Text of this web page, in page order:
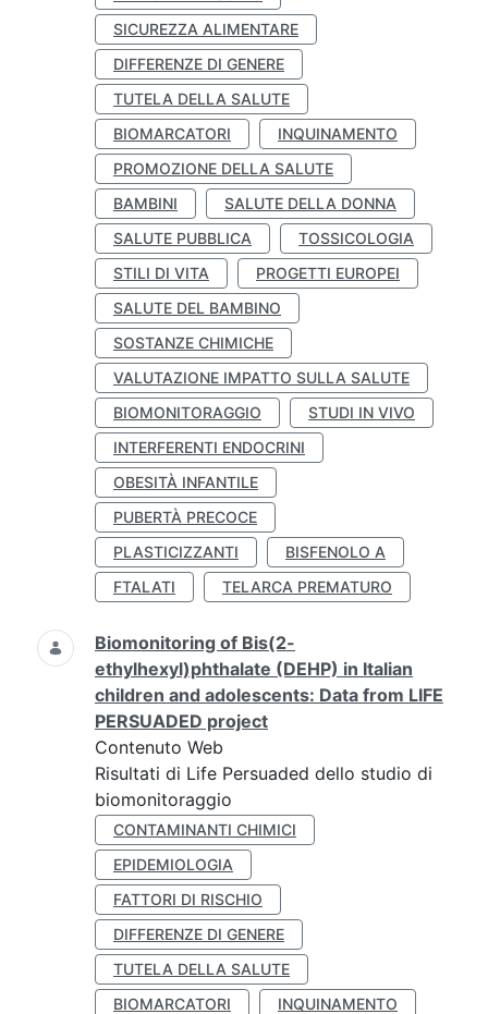
SICUREZZA ALIMENTARE
DIFFERENZE DI GENERE
TUTELA DELLA SALUTE
BIOMARCATORI
INQUINAMENTO
PROMOZIONE DELLA SALUTE
BAMBINI
SALUTE DELLA DONNA
SALUTE PUBBLICA
TOSSICOLOGIA
STILI DI VITA
PROGETTI EUROPEI
SALUTE DEL BAMBINO
SOSTANZE CHIMICHE
VALUTAZIONE IMPATTO SULLA SALUTE
BIOMONITORAGGIO
STUDI IN VIVO
INTERFERENTI ENDOCRINI
OBESITÀ INFANTILE
PUBERTÀ PRECOCE
PLASTICIZZANTI
BISFENOLO A
FTALATI
TELARCA PREMATURO
Biomonitoring of Bis(2-
ethylhexyl)phthalate (DEHP) in Italian
children and adolescents: Data from LIFE
PERSUADED project
Contenuto Web
Risultati di Life Persuaded dello studio di
biomonitoraggio
CONTAMINANTI CHIMICI
EPIDEMIOLOGIA
FATTORI DI RISCHIO
DIFFERENZE DI GENERE
TUTELA DELLA SALUTE
BIOMARCATORI
INQUINAMENTO